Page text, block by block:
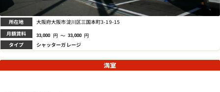
所在地 大阪府大阪市淀川区三国本町3-19-15
月額賃料 33,000 円 ～ 33,000 円
タイプ シャッターガレージ
満室